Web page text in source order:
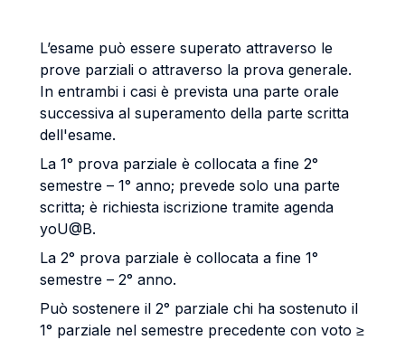
L’esame può essere superato attraverso le
prove parziali o attraverso la prova generale.
In entrambi i casi è prevista una parte orale
successiva al superamento della parte scritta
dell'esame.
La 1° prova parziale è collocata a fine 2°
semestre – 1° anno; prevede solo una parte
scritta; è richiesta iscrizione tramite agenda
yoU@B.
La 2° prova parziale è collocata a fine 1°
semestre – 2° anno.
Può sostenere il 2° parziale chi ha sostenuto il
1° parziale nel semestre precedente con voto ≥